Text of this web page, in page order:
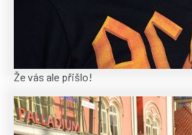
Že vás ale přišlo!